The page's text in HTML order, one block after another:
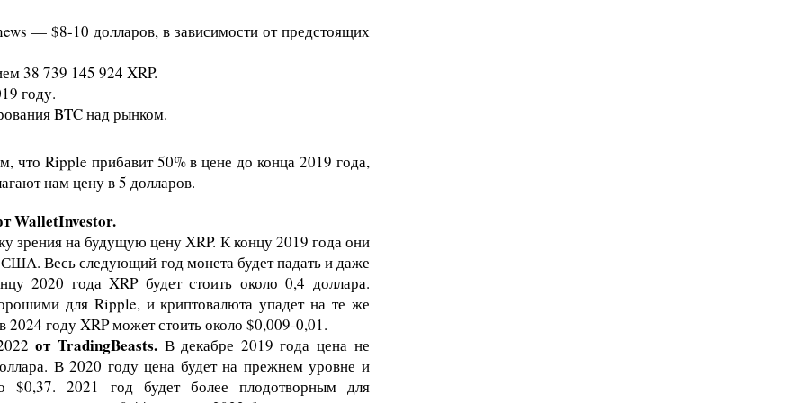
— $8-10 долларов, в зависимости от предстоящих
38 739 145 924 XRP.
году.
BTC над рынком.
Ripple прибавит 50% в цене до конца 2019 года,
нам цену в 5 долларов.
WalletInvestor.
зрения на будущую цену XRP. К концу 2019 года они
Весь следующий год монета будет падать и даже
2020 года XRP будет стоить около 0,4 доллара.
для Ripple, и криптовалюта упадет на те же
году XRP может стоить около $0,009-0,01.
от TradingBeasts. В декабре 2019 года цена не
В 2020 году цена будет на прежнем уровне и
$0,37. 2021 год будет более плодотворным для